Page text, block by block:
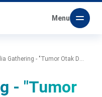
Menu
Media Gathering - "Tumor Otak Dapat Ditangani dengan Optimal Jika Dideteksi Sejak Dini"
- "Tumor